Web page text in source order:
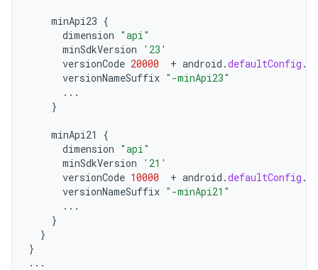
minApi23 {
dimension "api"
minSdkVersion
'23'
versionCode 20000 + android .defaultConfig .
versionNameSuffix "-minApi23"
...
}
minApi21
{
dimension "api"
minSdkVersion
'21'
versionCode 10000 + android .defaultConfig .
versionNameSuffix "-minApi21"
...
}
}
}
...